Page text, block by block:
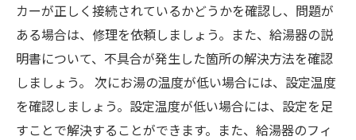
カーが正しく接続されているかどうかを確認し、問題が
ある場合は、修理を依頼しましょう。また、給湯器の説
明書について、不具合が発生した箇所の解決方法を確認
しましょう。 次にお湯の温度が低い場合には、設定温度
を確認しましょう。設定温度が低い場合には、設定を足
すことで解決することができます。また、給湯器のフィ